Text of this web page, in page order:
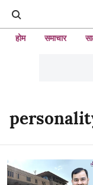
होम समाचार